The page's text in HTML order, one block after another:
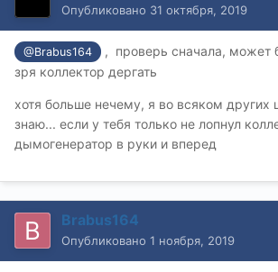
Опубликовано 31 октября, 2019
@Brabus164
, проверь сначала, может
зря коллектор дергать
хотя больше нечему, я во всяком других
знаю... если у тебя только не лопнул
дымогенератор в руки и вперед
Brabus164
Опубликовано 1 ноября, 2019